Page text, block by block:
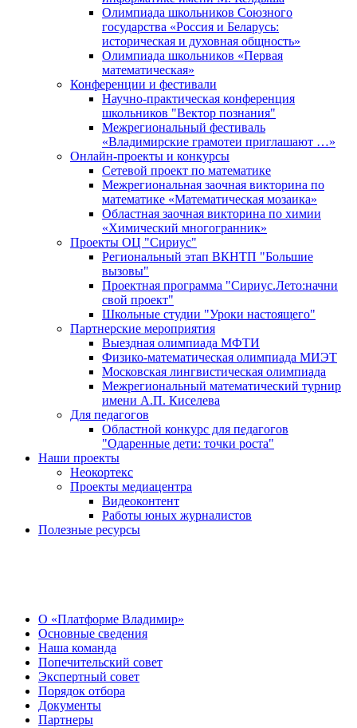
Олимпиада школьников Союзного
государства «Россия и Беларусь:
историческая и духовная общность»
Олимпиада школьников «Первая
математическая»
Конференции и фестивали
Научно-практическая конференция
школьников "Вектор познания"
Межрегиональный фестиваль
«Владимирские грамотеи приглашают …»
Онлайн-проекты и конкурсы
Сетевой проект по математике
Межрегиональная заочная викторина по
математике «Математическая мозаика»
Областная заочная викторина по химии
«Химический многогранник»
Проекты ОЦ "Сириус"
Региональный этап ВКНТП "Большие
вызовы"
Проектная программа "Сириус.Лето:начни
свой проект"
Школьные студии "Уроки настоящего"
Партнерские мероприятия
Выездная олимпиада МФТИ
Физико-математическая олимпиада МИЭТ
Московская лингвистическая олимпиада
Межрегиональный математический турнир
имени А.П. Киселева
Для педагогов
Областной конкурс для педагогов
"Одаренные дети: точки роста"
Наши проекты
Неокортекс
Проекты медиацентра
Видеоконтент
Работы юных журналистов
Полезные ресурсы
О «Платформе Владимир»
Основные сведения
Наша команда
Попечительский совет
Экспертный совет
Порядок отбора
Документы
Партнеры